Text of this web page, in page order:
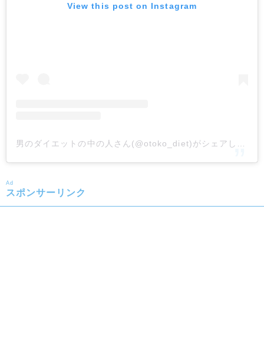
View this post on Instagram
Ad
スポンサーリンク